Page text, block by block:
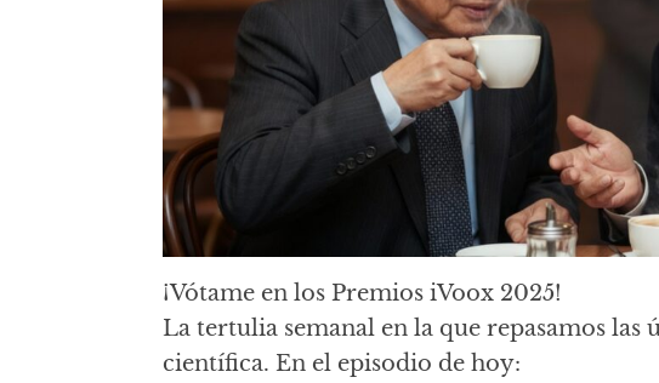
¡Vótame en los Premios iVoox 2025!
La tertulia semanal en la que repasamos
científica. En el episodio de hoy: